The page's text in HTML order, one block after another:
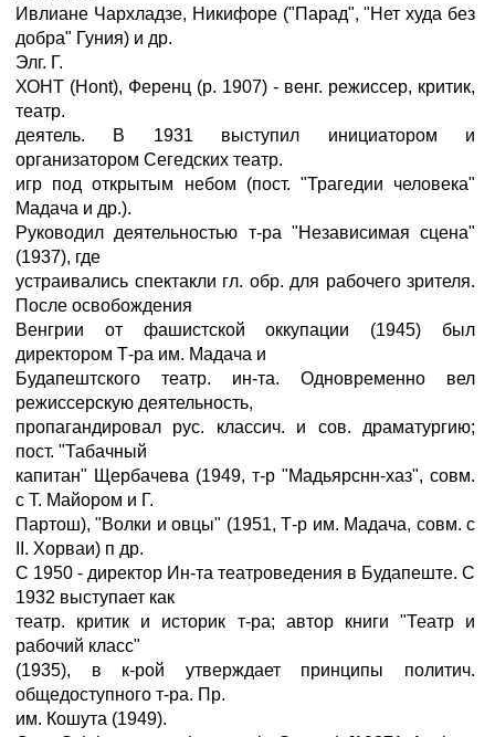
Ивлиане Чархладзе, Никифоре ("Парад", "Нет худа без
добра" Гуния) и др.
Элг. Г.
ХОНТ (Hont), Ференц (р. 1907) - венг. режиссер, критик,
театр.
деятель. В 1931 выступил инициатором и
организатором Сегедских театр.
игр под открытым небом (пост. "Трагедии человека"
Мадача и др.).
Руководил деятельностью т-ра "Независимая сцена"
(1937), где
устраивались спектакли гл. обр. для рабочего зрителя.
После освобождения
Венгрии от фашистской оккупации (1945) был
директором Т-ра им. Мадача и
Будапештского театр. ин-та. Одновременно вел
режиссерскую деятельность,
пропагандировал рус. классич. и сов. драматургию;
пост. "Табачный
капитан" Щербачева (1949, т-р "Мадьярснн-хаз", совм.
с Т. Майором и Г.
Партош), "Волки и овцы" (1951, Т-р им. Мадача, совм. с
II. Хорваи) п др.
С 1950 - директор Ин-та театроведения в Будапеште. С
1932 выступает как
театр. критик и историк т-ра; автор книги "Театр и
рабочий класс"
(1935), в к-рой утверждает принципы политич.
общедоступного т-ра. Пр.
им. Кошута (1949).